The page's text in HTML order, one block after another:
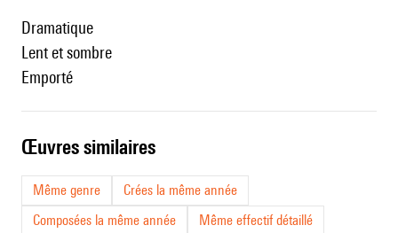
Dramatique
Lent et sombre
Emporté
œuvres similaires
Même genre
Crées la même année
Composées la même année
Même effectif détaillé